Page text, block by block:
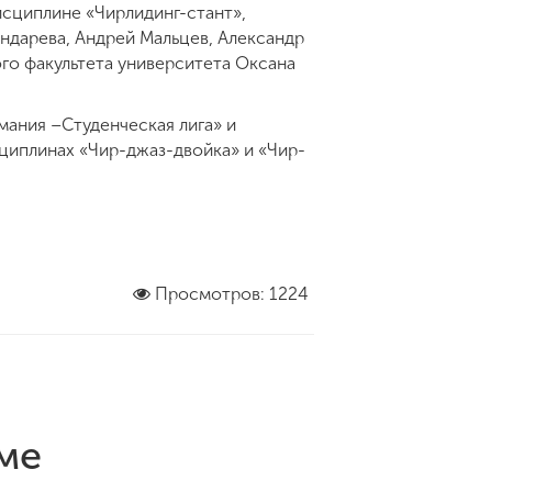
«Чирлидинг-стант»,
Андрей Мальцев, Александр
факультета университета Оксана
–Студенческая лига» и
«Чир-джаз-двойка» и «Чир-
Просмотров: 1224